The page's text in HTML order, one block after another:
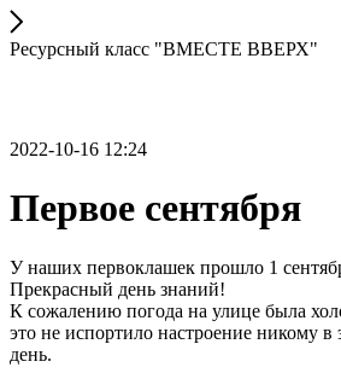
Ресурсный класс "ВМЕСТЕ ВВЕРХ"
2022-10-16 12:24
Первое сентября
У наших первоклашек прошло 1
Прекрасный день знаний!
К сожалению погода на улице была
это не испортило настроение никому в
день.